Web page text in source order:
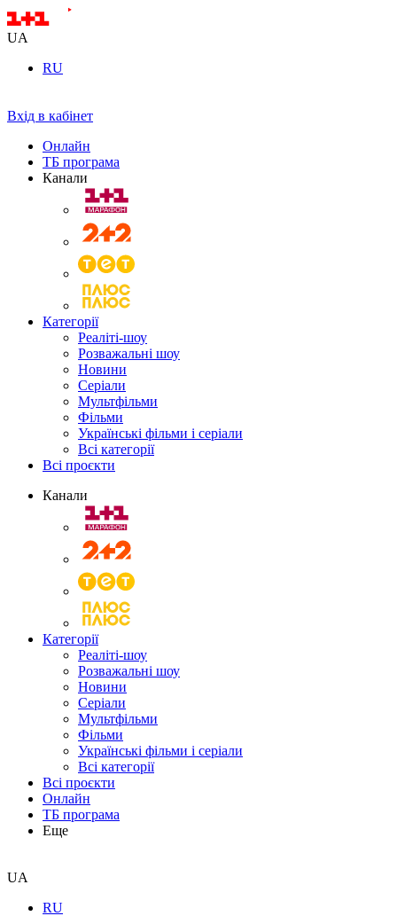
UA
RU
Вхід в кабінет
Онлайн
ТБ програма
Канали
Категорії
Реаліті-шоу
Розважальні шоу
Новини
Серіали
Мультфільми
Фільми
Українські фільми і серіали
Всі категорії
Всі проєкти
Канали
Категорії
Реаліті-шоу
Розважальні шоу
Новини
Серіали
Мультфільми
Фільми
Українські фільми і серіали
Всі категорії
Всі проєкти
Онлайн
ТБ програма
Еще
UA
RU